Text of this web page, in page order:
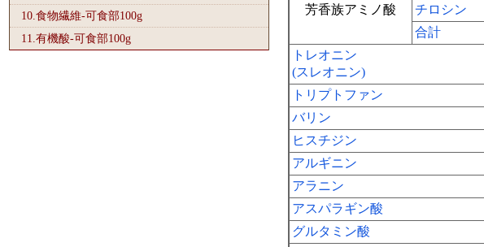
10.食物繊維-可食部100g
11.有機酸-可食部100g
芳香族アミノ酸
チロシン
合計
トレオニン
(スレオニン)
トリプトファン
バリン
ヒスチジン
アルギニン
アラニン
アスパラギン酸
グルタミン酸